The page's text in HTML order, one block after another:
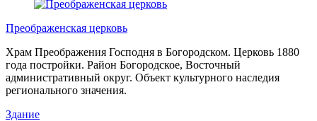
Преображенская церковь
Храм Преображения Господня в Богородском. Церковь 1880
года постройки. Район Богородское, Восточный
административный округ. Объект культурного наследия
регионального значения.
Здание